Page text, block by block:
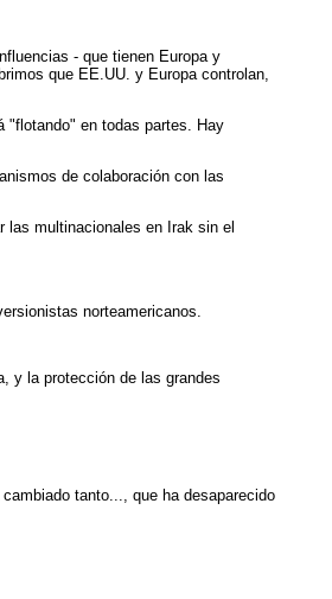
- que tienen Europa y
que EE.UU. y Europa controlan,
"flotando" en todas partes. Hay
de colaboración con las
las multinacionales en Irak sin el
norteamericanos.
y la protección de las grandes
tanto..., que ha desaparecido